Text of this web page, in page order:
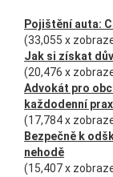
Pojištění auta:
(33,055 x
Jak si získat
(20,476 x
Advokát pro
každodenní
(17,784 x
Bezpečně k
nehodě
(15,407 x